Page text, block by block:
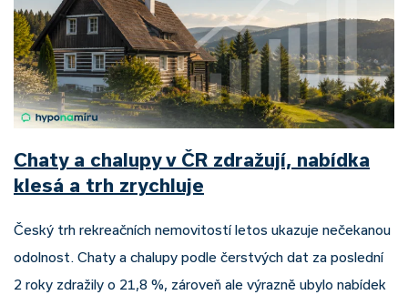
Chaty a chalupy v ČR zdražují, nabídka
klesá a trh zrychluje
Český trh rekreačních nemovitostí letos ukazuje nečekanou
odolnost. Chaty a chalupy podle čerstvých dat za poslední
2 roky zdražily o 21,8 %, zároveň ale výrazně ubylo nabídek